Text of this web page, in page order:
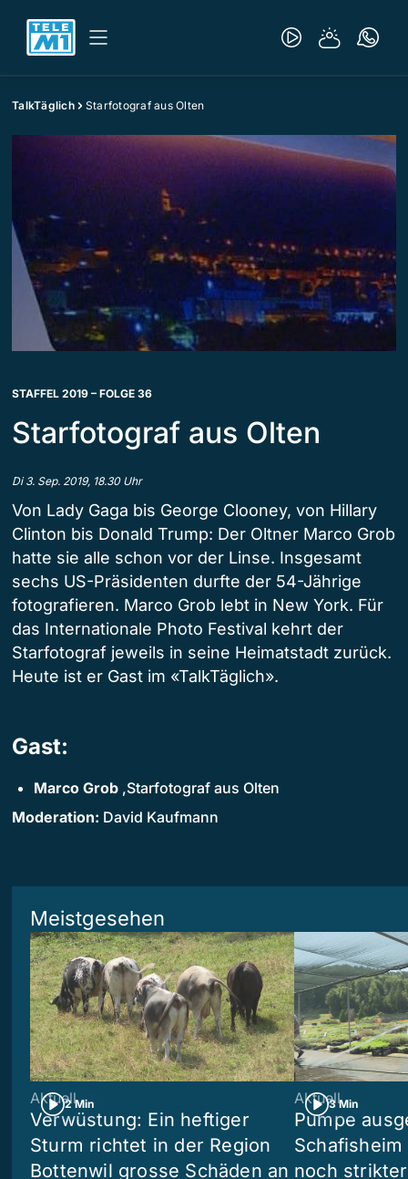
TalkTäglich Starfotograf aus Olten
STAFFEL 2019 – FOLGE 36
Starfotograf aus Olten
Di 3. Sep. 2019, 18.30 Uhr
Von Lady Gaga bis George Clooney, von Hillary
Clinton bis Donald Trump: Der Oltner Marco Grob
hatte sie alle schon vor der Linse. Insgesamt
sechs US-Präsidenten durfte der 54-Jährige
fotografieren. Marco Grob lebt in New York. Für
das Internationale Photo Festival kehrt der
Starfotograf jeweils in seine Heimatstadt zurück.
Heute ist er Gast im «TalkTäglich».
Gast:
Marco Grob ,Starfotograf aus Olten
Moderation: David Kaufmann
Meistgesehen
2 Min
Aktuell
Verwüstung: Ein heftiger
Sturm richtet in der Region
Bottenwil grosse Schäden an
3 Min
Aktuell
Pumpe
noch